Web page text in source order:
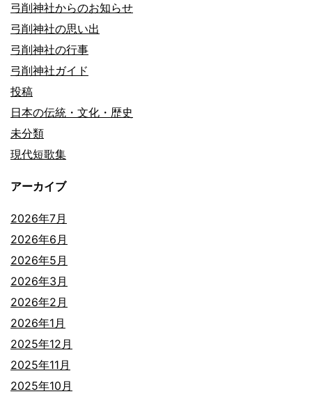
弓削神社からのお知らせ
弓削神社の思い出
弓削神社の行事
弓削神社ガイド
投稿
日本の伝統・文化・歴史
未分類
現代短歌集
アーカイブ
2026年7月
2026年6月
2026年5月
2026年3月
2026年2月
2026年1月
2025年12月
2025年11月
2025年10月